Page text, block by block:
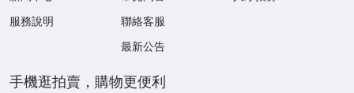
服務說明
聯絡客服
最新公告
手機逛拍賣，購物更便利